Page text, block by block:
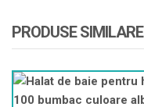
PRODUSE SIMILARE